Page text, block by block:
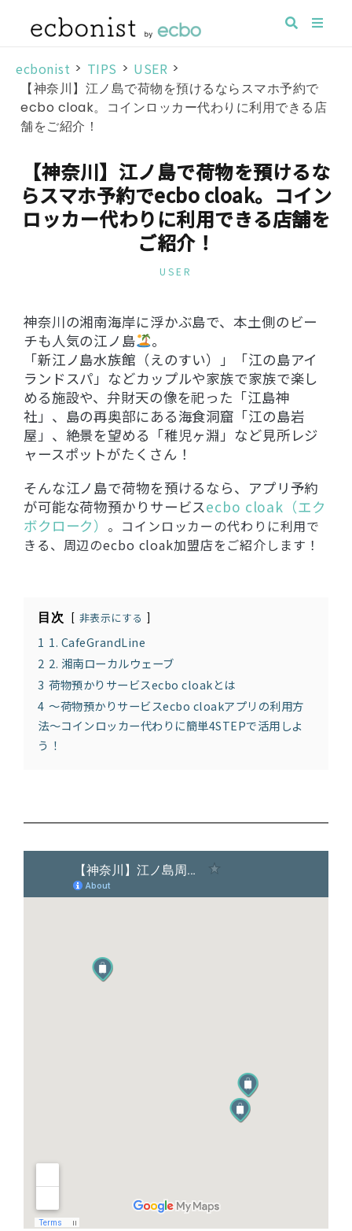
ecbonist > TIPS > USER >
【神奈川】江ノ島で荷物を預けるならスマホ予約で
ecbo cloak。コインロッカー代わりに利用できる店
舗をご紹介！
【神奈川】江ノ島で荷物を預けるな
らスマホ予約でecbo cloak。コイン
ロッカー代わりに利用できる店舗を
ご紹介！
USER
神奈川の湘南海岸に浮かぶ島で、本土側のビー
チも人気の江ノ島
。
「新江ノ島水族館（えのすい）」「江の島アイ
ランドスパ」などカップルや家族で家族で楽し
める施設や、弁財天の像を祀った「江島神
社」、島の再奥部にある海食洞窟「江の島岩
屋」、絶景を望める「稚児ヶ淵」など見所レジ
ャースポットがたくさん！
そんな江ノ島で荷物を預けるなら、アプリ予約
が可能な荷物預かりサービスecbo cloak（エク
ボクローク） 。コインロッカーの代わりに利用で
きる、周辺のecbo cloak加盟店をご紹介します！
目次 非表示にする
1 1. CafeGrandLine
2 2. 湘南ローカルウェーブ
3 荷物預かりサービスecbo cloakとは
4 〜荷物預かりサービスecbo cloakアプリの利用方
法〜コインロッカー代わりに簡単4STEPで活用しよ
う！